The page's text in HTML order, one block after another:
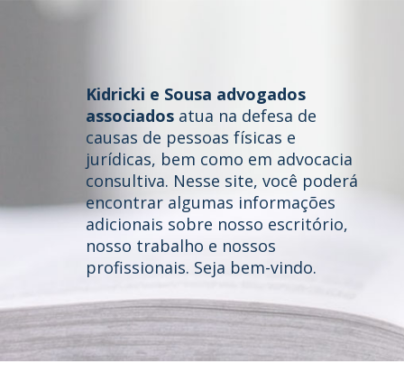
Home
Quem somos
Áreas de Atuação
Profissionais
Kidricki e Sousa advogados
associadosatua na defesa de
causas de pessoas físicas e
jurídicas, bem como em advocacia
consultiva. Nesse site, você poderá
encontrar algumas informações
adicionais sobre nosso escritório,
nosso trabalho e nossos
profissionais. Seja bem-vindo.